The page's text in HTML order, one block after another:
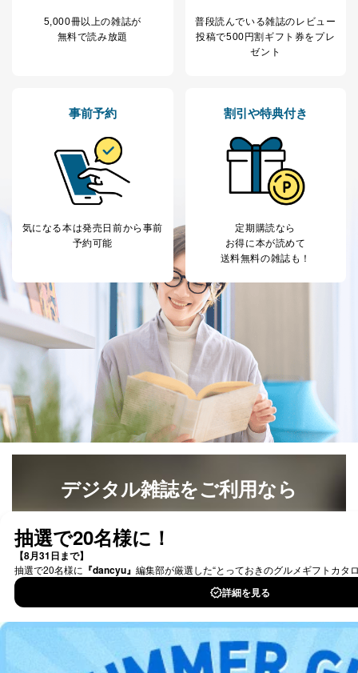
なお、6、7については、パートナー（提携企業）様又は
各SNS運営会社様にご請求いただきますようお願い致し
当社は、取得した個人情報を適切に管理し､あらかじめ
ません。ただし、次の場合は除きます。
法令に基づく場合
人の生命､身体または財産の保護のために必要がある
場合であって、本人の同意を得ることが困難であると
公衆衛生の向上または児童の健全な育成の推進のため
に特に必要がある場合であって、本人の同意を得るこ
国の機関もしくは地方公共団体またはその委託を受け
た者が法令の定める事務を遂行することに対して協力
する必要がある場合であって、本人の同意を得ること
により当該事務の遂行に支障を及ぼすおそれがあると
上記２．の利用目的を実施するために守秘義務を結ん
だ企業に、業務の一部として個人情報の取扱いを委
託・提供する場合、その業務に必要な範囲で委託・提
供先企業に個人情報を開示することがあります。
委託・提供先企業は具体的には以下のような企業です
が、これらに限りません。
委託先：カスタマーサポート支援会社 、クレジッ
トカード決済などの決済代行・料金回収会社、広
提供先：出版社、出版物発売元、卸売会社、販売
店など商品の供給者、梱包会社、配送会社、新聞
販売店などの梱包・配送・配達会社
４．開示対象個人情報の「開示」「訂正」等の請求につ
いて
当社は、本人から、開示対象個人情報について利用目的
す。ただし、以下①～④のいずれかに該当する場合は、
は、本人に遅滞無くその旨を通知するとともに、理由を
説明させていただきます。
5,000冊以上の雑誌が
無料で読み放題
普段読んでいる雑誌のレビュー
投稿で500円割ギフト券をプレ
ゼント
事前予約
気になる本は発売日前から事前
予約可能
割引や特典付き
定期購読なら
お得に本が読めて
送料無料の雑誌も！
デジタル雑誌をご利用なら
書籍）が無料で読み放題！
DOWNLOAD FOR IOS
DOWNLOAD FOR ANDROID